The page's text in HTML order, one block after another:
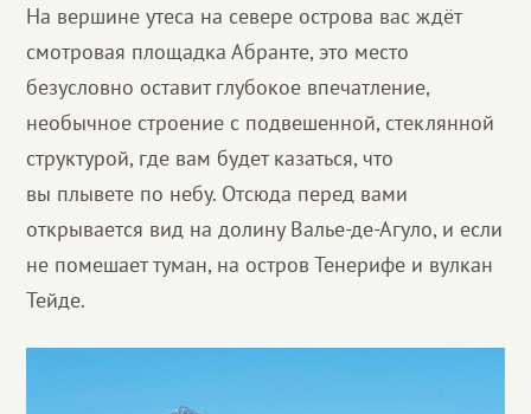
На вершине утеса на севере острова вас ждёт
смотровая площадка Абранте, это место
безусловно оставит глубокое впечатление,
необычное строение с подвешенной, стеклянной
структурой, где вам будет казаться, что
вы плывете по небу. Отсюда перед вами
открывается вид на долину Валье-де-Агуло, и если
не помешает туман, на остров Тенерифе и вулкан
Тейде.